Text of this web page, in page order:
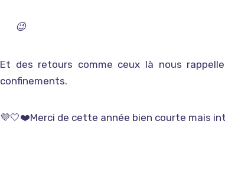
Merci Delphine pour ce moment qui a été apprécié de tous. PS : ma Licorne trône désormais sur mon bureau ! 😉
Et des retours comme ceux là nous
confinements.
💜🤍❤️Merci de cette année bien courte mais